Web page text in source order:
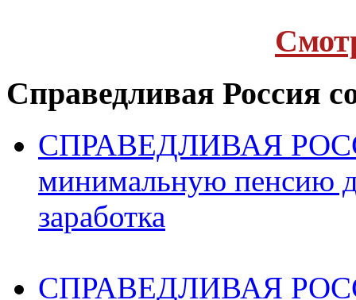
Справедливая Россия
СПРАВЕДЛИВАЯ
минимальную пенсию
заработка
СПРАВЕДЛИВАЯ